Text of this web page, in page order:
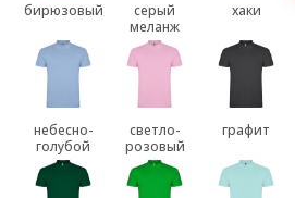
бирюзовый
серый
меланж
хаки
небесно-
голубой
светло-
розовый
графит